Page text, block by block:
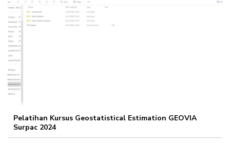
Pelatihan Kursus Geostatistical Estimation GEOVIA
Surpac 2024